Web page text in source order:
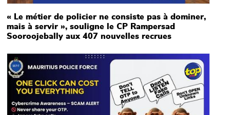
« Le métier de policier ne consiste pas à dominer,
mais à servir », souligne le CP Rampersad
Sooroojebally aux 407 nouvelles recrues
Main picture